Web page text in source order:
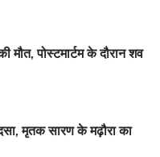
पोस्टमार्टम के दौरान शव
मृतक सारण के मढ़ौरा का